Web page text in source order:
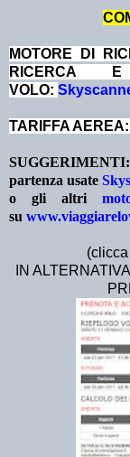
MOTORE DI
RICERCA
VOLO:
TARIFFA
SUGGERIMENTI:
partenza usate
o gli altri
su
IN